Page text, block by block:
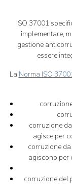
ISO 37001
implementare,
gestione
essere
La Norma ISO
corruzione
agisce per
corruzione
agiscono per
corruzione del